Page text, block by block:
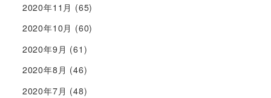
2020年11月 (65)
2020年10月 (60)
2020年9月 (61)
2020年8月 (46)
2020年7月 (48)